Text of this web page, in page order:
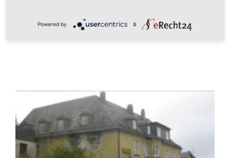
Powered by &